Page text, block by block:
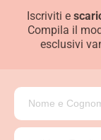
Iscriviti e
Compila il
esclusivi